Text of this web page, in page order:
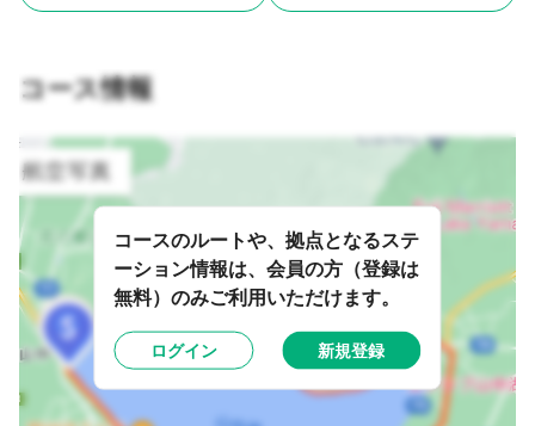
コース情報
コースのルートや、拠点となるステ
ーション情報は、会員の方（登録は
無料）のみご利用いただけます。
ログイン 新規登録